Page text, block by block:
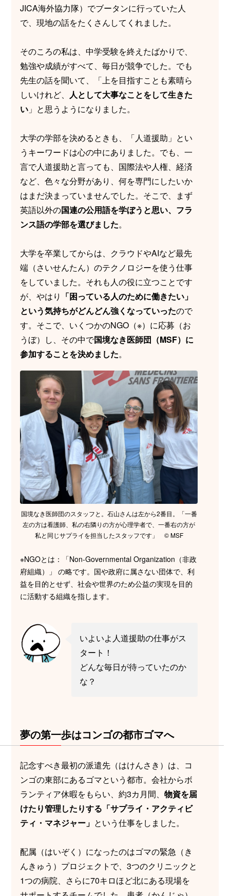
JICA海外協力隊）でブータンに行っていた人
で、現地の話をたくさんしてくれました。
そのころの私は、中学受験を終えたばかりで、
勉強や成績がすべて、毎日が競争でした。でも
先生の話を聞いて、「上を目指すことも素晴ら
しいけれど、 人として大事なことをして生きた
い 」と思うようになりました。
大学の学部を決めるときも、「人道援助」とい
うキーワードは心の中にありました。でも、一
言で人道援助と言っても、国際法や人権、経済
など、色々な分野があり、何を専門にしたいか
はまだ決まっていませんでした。そこで、まず
英語以外の国連の公用語を学ぼうと思い、フラ
ンス語の学部を選びました。
大学を卒業してからは、クラウドやAIなど最先
端（さいせんたん）のテクノロジーを使う仕事
をしていました。それも人の役に立つことです
が、やはり 「困っている人のために働きたい」
という気持ちがどんどん強くなっていったので
す。そこで、いくつかのNGO（※）に応募（お
うぼ）し、その中で国境なき医師団（MSF）に
参加することを決めました。
国境なき医師団のスタッフと。石山さんは左から2番目。「一番
左の方は看護師、私の右隣りの方が心理学者で、一番右の方が
私と同じサプライを担当したスタッフです」 © MSF
※NGOとは：「Non-Governmental Organization（非政
府組織）」 の略です。国や政府に属さない団体で、利
益を目的とせず、社会や世界のため公益の実現を目的
に活動する組織を指します。
いよいよ人道援助の仕事がス
タート！
どんな毎日が待っていたのか
な？
夢の第一歩はコンゴの都市ゴマへ
記念すべき最初の派遣先（はけんさき）は、コ
ンゴの東部にあるゴマという都市。会社からボ
ランティア休暇をもらい、約3カ月間、 物資を届
けたり管理したりする「サプライ・アクティビ
ティ・マネジャー」 という仕事をしました。
配属（はいぞく）になったのはゴマの緊急（き
んきゅう）プロジェクトで、3つのクリニックと
1つの病院、さらに70キロほど北にある現場を